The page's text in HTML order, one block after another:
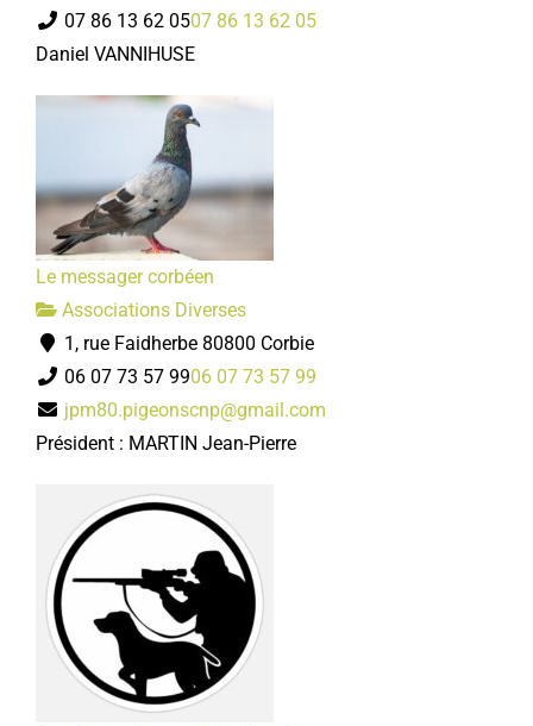
07 86 13 62 0507 86 13 62 05
Daniel VANNIHUSE
Le messager corbéen
Associations Diverses
1, rue Faidherbe 80800 Corbie
06 07 73 57 9906 07 73 57 99
jpm80.pigeonscnp@gmail.com
Président : MARTIN Jean-Pierre